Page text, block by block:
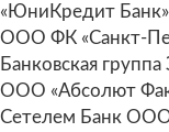
«ЮниКредит
ООО ФК «Санкт-
Банковская
ООО «Абсолют
Сетелем Банк